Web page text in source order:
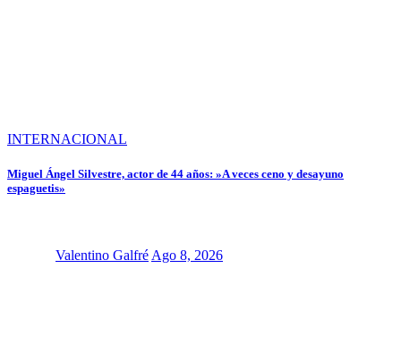
INTERNACIONAL
Miguel Ángel Silvestre, actor de 44 años: »A veces ceno y desayuno
espaguetis»
Valentino Galfré Ago 8, 2026